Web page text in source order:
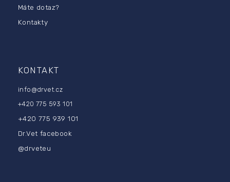
Máte dotaz?
Kontakty
KONTAKT
info @drvet.cz
+420 775 593 101
+420 775 939 101
Dr.Vet facebook
@drveteu